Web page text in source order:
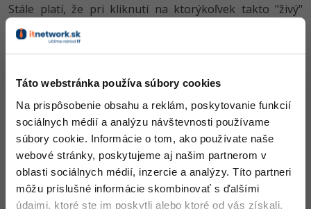
Táto webstránka používa súbory cookies
Na prispôsobenie obsahu a reklám, poskytovanie funkcií
sociálnych médií a analýzu návštevnosti používame
súbory cookie. Informácie o tom, ako používate naše
webové stránky, poskytujeme aj našim partnerom v
oblasti sociálnych médií, inzercie a analýzy. Títo partneri
môžu príslušné informácie skombinovať s ďalšími
údajmi, ktoré ste im poskytli alebo ktoré od vás získali,
Stále platí, že pri kliknutí na ktorýkoľvek takto "živý"
objekt sa objavuje karta
potom druh objektu, treba
ponuka vyzerá v praxi treba nasledovne:
Všimnite si troch oranžovo zvýraznených oblastí.
Začneme uprostred. Tam sa nachádza práve
formátovanie obrysu a výplne.
Obrysje čiara dookola daného tvaru. Ale nie je to vždy